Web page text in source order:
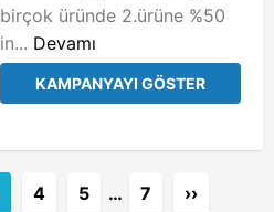
birçok üründe 2.ürüne %50
in... Devamı
KAMPANYAYI GÖSTER
4 5 … 7 ››